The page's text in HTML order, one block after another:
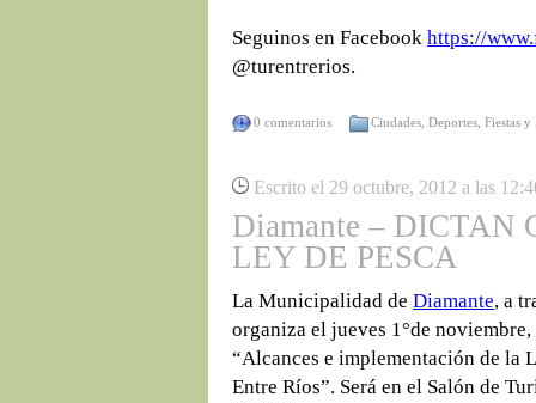
Seguinos en Facebook https://
@turentrerios.
0 comentarios Ciudades Deportes Fiestas y
Escrito el 29 octubre, 2012 a las
Diamante – DICTAN
LEY DE PESCA
La Municipalidad de Diamante, a
organiza el jueves 1°de
“Alcances e implementación de la
Entre Ríos”. Será en el Salón de